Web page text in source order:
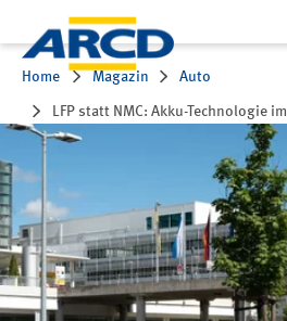
Home Magazin Auto
LFP statt NMC: Akku-Technologie